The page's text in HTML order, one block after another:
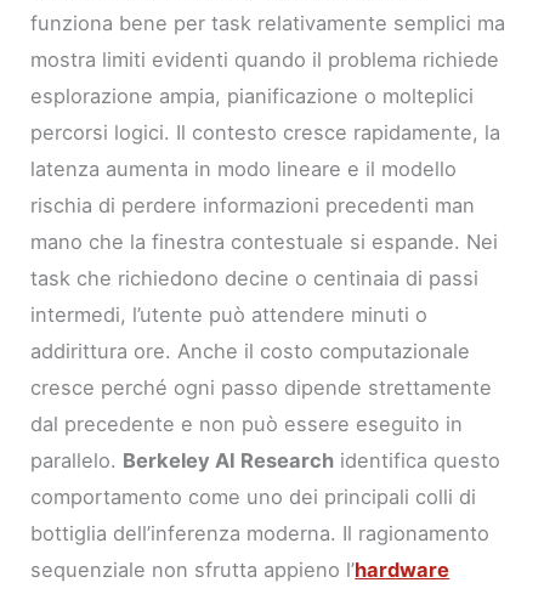
funziona bene per task relativamente semplici ma
mostra limiti evidenti quando il problema richiede
esplorazione ampia, pianificazione o molteplici
percorsi logici. Il contesto cresce rapidamente, la
latenza aumenta in modo lineare e il modello
rischia di perdere informazioni precedenti man
mano che la finestra contestuale si espande. Nei
task che richiedono decine o centinaia di passi
intermedi, l’utente può attendere minuti o
addirittura ore. Anche il costo computazionale
cresce perché ogni passo dipende strettamente
dal precedente e non può essere eseguito in
parallelo. Berkeley AI Research identifica questo
comportamento come uno dei principali colli di
bottiglia dell’inferenza moderna. Il ragionamento
sequenziale non sfrutta appieno l’hardware